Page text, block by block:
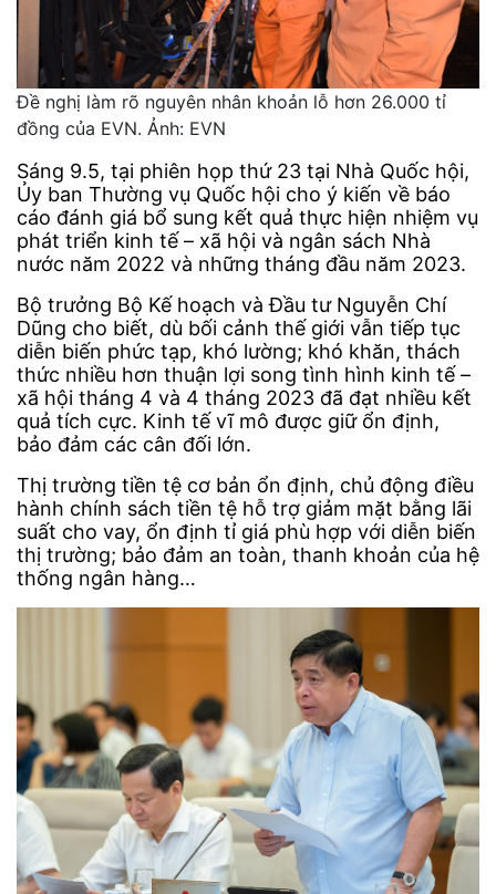
Đề nghị làm rõ nguyên nhân khoản lỗ hơn 26.000 tỉ
đồng của EVN. Ảnh: EVN
Sáng 9.5, tại phiên họp thứ 23 tại Nhà Quốc hội,
Ủy ban Thường vụ Quốc hội cho ý kiến về báo
cáo đánh giá bổ sung kết quả thực hiện nhiệm vụ
phát triển kinh tế – xã hội và ngân sách Nhà
nước năm 2022 và những tháng đầu năm 2023.
Bộ trưởng Bộ Kế hoạch và Đầu tư Nguyễn Chí
Dũng cho biết, dù bối cảnh thế giới vẫn tiếp tục
diễn biến phức tạp, khó lường; khó khăn, thách
thức nhiều hơn thuận lợi song tình hình kinh tế –
xã hội tháng 4 và 4 tháng 2023 đã đạt nhiều kết
quả tích cực. Kinh tế vĩ mô được giữ ổn định,
bảo đảm các cân đối lớn.
Thị trường tiền tệ cơ bản ổn định, chủ động điều
hành chính sách tiền tệ hỗ trợ giảm mặt bằng lãi
suất cho vay, ổn định tỉ giá phù hợp với diễn biến
thị trường; bảo đảm an toàn, thanh khoản của hệ
thống ngân hàng…